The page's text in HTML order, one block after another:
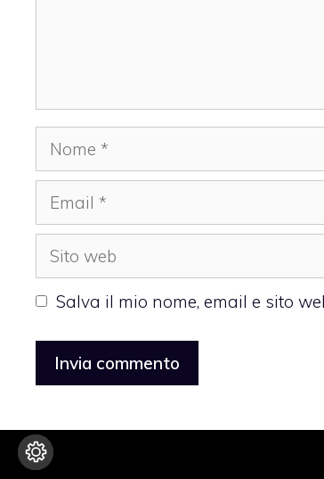
Nome
Email
Sito
web
Salva il mio nome, email e sito